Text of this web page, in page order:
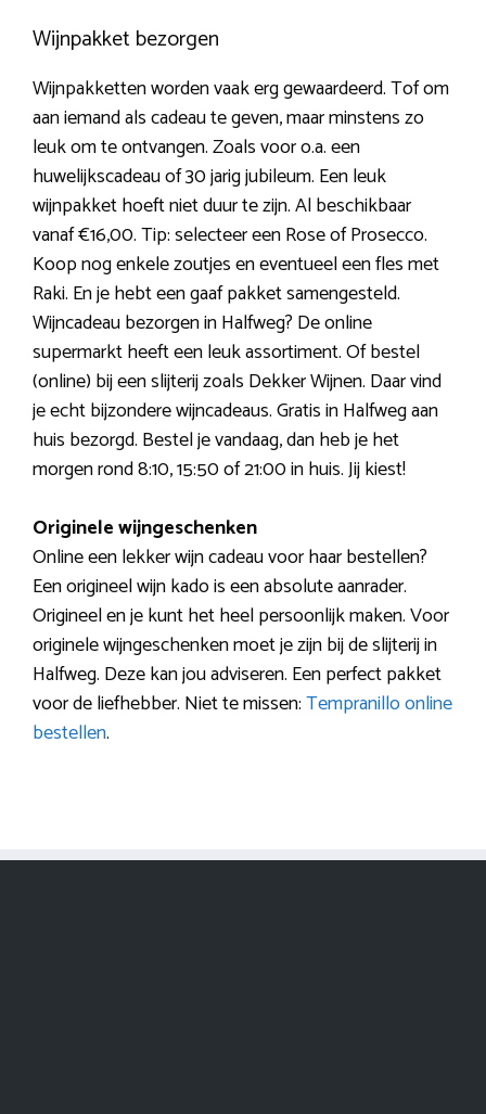
Wijnpakket bezorgen
Wijnpakketten worden vaak erg gewaardeerd. Tof om
aan iemand als cadeau te geven, maar minstens zo
leuk om te ontvangen. Zoals voor o.a. een
huwelijkscadeau of 30 jarig jubileum. Een leuk
wijnpakket hoeft niet duur te zijn. Al beschikbaar
vanaf €16,00. Tip: selecteer een Rose of Prosecco.
Koop nog enkele zoutjes en eventueel een fles met
Raki. En je hebt een gaaf pakket samengesteld.
Wijncadeau bezorgen in Halfweg? De online
supermarkt heeft een leuk assortiment. Of bestel
(online) bij een slijterij zoals Dekker Wijnen. Daar vind
je echt bijzondere wijncadeaus. Gratis in Halfweg aan
huis bezorgd. Bestel je vandaag, dan heb je het
morgen rond 8:10, 15:50 of 21:00 in huis. Jij kiest!
Originele wijngeschenken
Online een lekker wijn cadeau voor haar bestellen?
Een origineel wijn kado is een absolute aanrader.
Origineel en je kunt het heel persoonlijk maken. Voor
originele wijngeschenken moet je zijn bij de slijterij in
Halfweg. Deze kan jou adviseren. Een perfect pakket
voor de liefhebber. Niet te missen:Tempranillo online
bestellen.